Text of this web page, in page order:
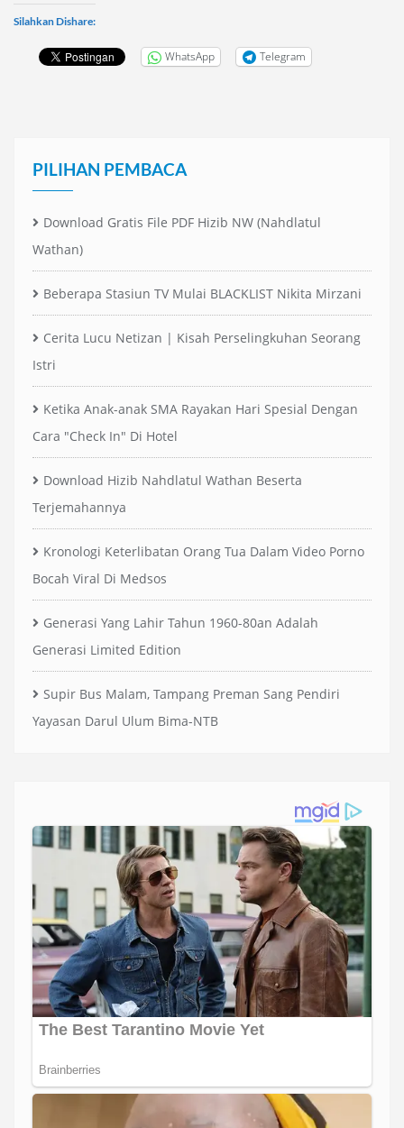
Silahkan Dishare:
WhatsApp Telegram
PILIHAN PEMBACA
Download Gratis File PDF Hizib NW (Nahdlatul
Wathan)
Beberapa Stasiun TV Mulai BLACKLIST Nikita Mirzani
Cerita Lucu Netizan | Kisah Perselingkuhan Seorang
Istri
Ketika Anak-anak SMA Rayakan Hari Spesial Dengan
Cara "Check In" Di Hotel
Download Hizib Nahdlatul Wathan Beserta
Terjemahannya
Kronologi Keterlibatan Orang Tua Dalam Video Porno
Bocah Viral Di Medsos
Generasi Yang Lahir Tahun 1960-80an Adalah
Generasi Limited Edition
Supir Bus Malam, Tampang Preman Sang Pendiri
Yayasan Darul Ulum Bima-NTB